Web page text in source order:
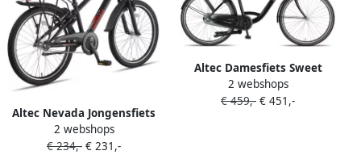
Altec Nevada Jongensfiets
24 Inch Kinderfiets voor 8
tot 12 Jaar 130-145 cm V-
2 webshops
€ 234,- € 231,-
Altec Damesfiets Sweet
Moederfiets 28 Inch 50 cm
Dames 3V Rollerbrake
2 webshops
€ 459,- € 451,-